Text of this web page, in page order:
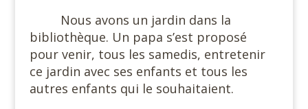
Nous avons un jardin dans la
bibliothèque. Un papa s’est proposé
pour venir, tous les samedis, entretenir
ce jardin avec ses enfants et tous les
autres enfants qui le souhaitaient.